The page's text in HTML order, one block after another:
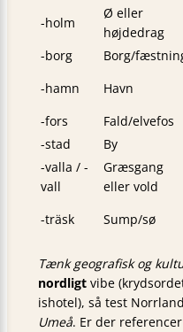
-holm
Ø eller
højdedrag
-borg
Borg/
-hamn
Havn
-fors
Fald/elvefos
-stad
By
-valla / -
vall
Græsgang
eller vold
-träsk
Sump/sø
Tænk geografisk og
nordligt vibe
ishotel), så test
Umeå. Er der